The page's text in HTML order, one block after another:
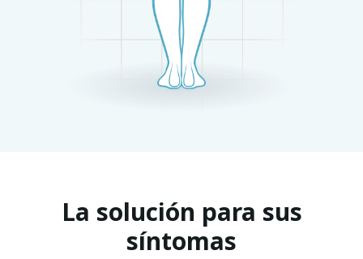
La solución para sus
síntomas